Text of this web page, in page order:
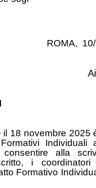
ROMA,
il 18 novembre 2025
Individuali
consentire alla
i coordinatori
Formativo